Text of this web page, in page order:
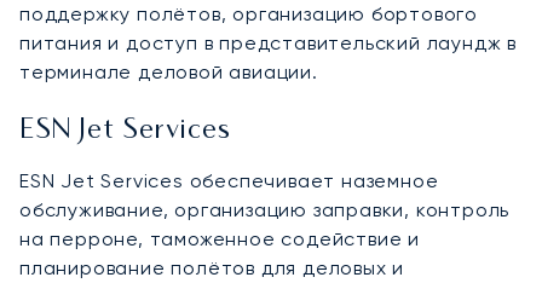
поддержку полётов, организацию бортового
питания и доступ в представительский лаундж в
терминале деловой авиации.
ESN Jet Services
ESN Jet Services обеспечивает наземное
обслуживание, организацию заправки, контроль
на перроне, таможенное содействие и
планирование полётов для деловых и